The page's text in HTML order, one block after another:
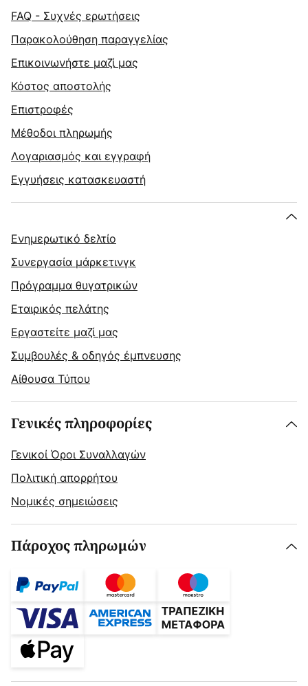
FAQ - Συχνές ερωτήσεις
Παρακολούθηση παραγγελίας
Επικοινωνήστε μαζί μας
Κόστος αποστολής
Επιστροφές
Μέθοδοι πληρωμής
Λογαριασμός και εγγραφή
Εγγυήσεις κατασκευαστή
Ενημερωτικό δελτίο
Συνεργασία μάρκετινγκ
Πρόγραμμα θυγατρικών
Εταιρικός πελάτης
Εργαστείτε μαζί μας
Συμβουλές & οδηγός έμπνευσης
Αίθουσα Τύπου
Γενικές πληροφορίες
Γενικοί Όροι Συναλλαγών
Πολιτική απορρήτου
Νομικές σημειώσεις
Πάροχος πληρωμών